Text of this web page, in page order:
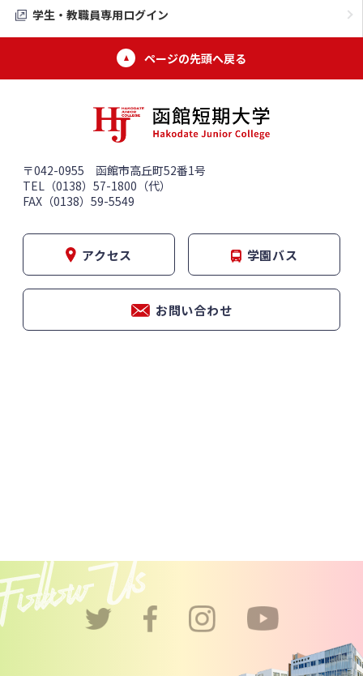
学生・教職員専用ログイン
ページの先頭へ戻る
〒042-0955 函館市高丘町52番1号
TEL（0138）57-1800（代）
FAX（0138）59-5549
アクセス 学園バス
お問い合わせ